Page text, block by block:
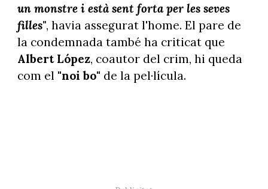
un monstre i està sent forta per les seves
filles", havia assegurat l'home. El pare de
la condemnada també ha criticat que
Albert López, coautor del crim, hi queda
com el "noi bo" de la pel·lícula.